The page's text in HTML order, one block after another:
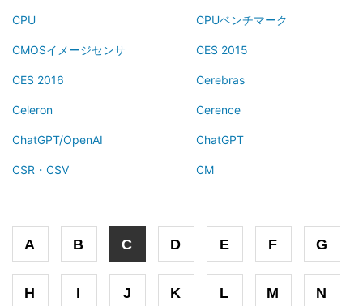
CPU CPUベンチマーク
CMOSイメージセンサ CES 2015
CES 2016 Cerebras
Celeron Cerence
ChatGPT/OpenAI ChatGPT
CSR・CSV CM
A B C D E F G
H I J K L M N